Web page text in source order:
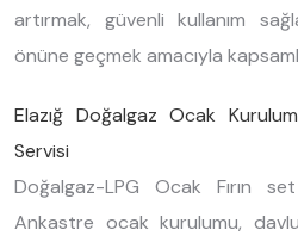
artırmak, güvenli kullanım
önüne geçmek amacıyla
Elazığ Doğalgaz Ocak
Servisi
Doğalgaz-LPG Ocak Fırın
Ankastre ocak kurulumu,